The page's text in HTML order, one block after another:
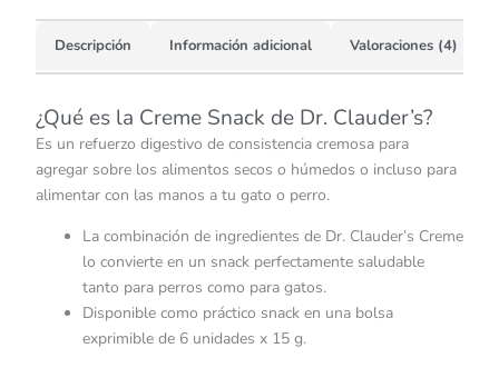
Descripción Información adicional Valoraciones (4)
¿Qué es la Creme Snack de Dr. Clauder’s?
Es un refuerzo digestivo de consistencia cremosa para
agregar sobre los alimentos secos o húmedos o incluso para
alimentar con las manos a tu gato o perro.
La combinación de ingredientes de Dr. Clauder’s Creme
lo convierte en un snack perfectamente saludable
tanto para perros como para gatos.
Disponible como práctico snack en una bolsa
exprimible de 6 unidades x 15 g.